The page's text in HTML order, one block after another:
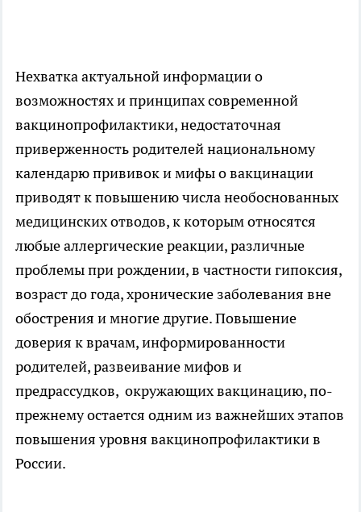
Нехватка актуальной информации о
возможностях и принципах современной
вакцинопрофилактики, недостаточная
приверженность родителей национальному
календарю прививок и мифы о вакцинации
приводят к повышению числа необоснованных
медицинских отводов, к которым относятся
любые аллергические реакции, различные
проблемы при рождении, в частности гипоксия,
возраст до года, хронические заболевания вне
обострения и многие другие. Повышение
доверия к врачам, информированности
родителей, развеивание мифов и
предрассудков, окружающих вакцинацию, по-
прежнему остается одним из важнейших этапов
повышения уровня вакцинопрофилактики в
России.